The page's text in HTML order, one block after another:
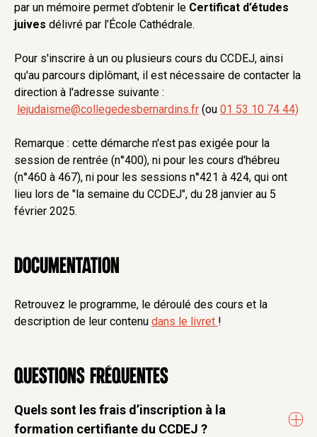
par un mémoire permet d’obtenir le Certificat d’études
juives délivré par l’École Cathédrale.
Pour s'inscrire à un ou plusieurs cours du CCDEJ, ainsi
qu'au parcours diplômant, il est nécessaire de contacter la
direction à l'adresse suivante :
lejudaisme@collegedesbernardins.fr (ou 01 53 10 74 44)
Remarque : cette démarche n'est pas exigée pour la
session de rentrée (n°400), ni pour les cours d'hébreu
(n°460 à 467), ni pour les sessions n°421 à 424, qui ont
lieu lors de "la semaine du CCDEJ", du 28 janvier au 5
février 2025.
Documentation
Retrouvez le programme, le déroulé des cours et la
description de leur contenu dans le livret !
Questions fréquentes
Quels sont les frais d’inscription à la
formation certifiante du CCDEJ ?